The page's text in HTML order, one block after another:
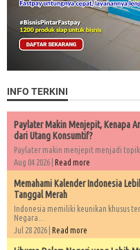
INFO TERKINI
Paylater Makin Menjepit, Kenapa
dari Utang Konsumtif?
Paylater makin menjepit menjadi topik
Aug 04 2026 | Read more
Memahami Kalender Indonesia
Tanggal Merah
Indonesia memiliki keunikan khusus
Negara...
Jul 28 2026 | Read more